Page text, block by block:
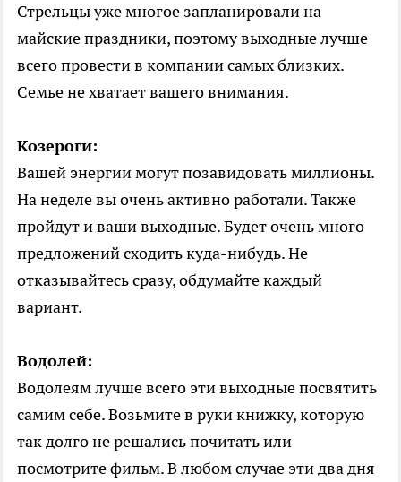
Стрельцы уже многое запланировали на
майские праздники, поэтому выходные лучше
всего провести в компании самых близких.
Семье не хватает вашего внимания.
Козероги:
Вашей энергии могут позавидовать миллионы.
На неделе вы очень активно работали. Также
пройдут и ваши выходные. Будет очень много
предложений сходить куда-нибудь. Не
отказывайтесь сразу, обдумайте каждый
вариант.
Водолей:
Водолеям лучше всего эти выходные посвятить
самим себе. Возьмите в руки книжку, которую
так долго не решались почитать или
посмотрите фильм. В любом случае эти два дня